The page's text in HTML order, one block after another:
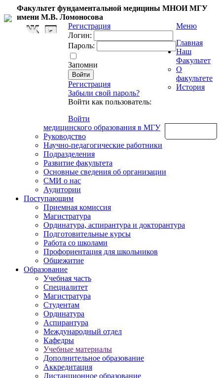
Факультет фундаментальной медицины МНОИ МГУ
имени М.В. Ломоносова
Регистрация
Логин:
Пароль:
Запомни
Регистрация
Забыли свой пароль?
Войти как пользователь:
Войти
Меню
Главная
Наш
Факультет
О
факультете
История
медицинского образования в МГУ
Руководство
Научно-педагогические работники
Подразделения
Развитие факультета
Основные сведения об организации
СМИ о нас
Аудитории
Поступающим
Приемная комиссия
Магистратура
Ординатура, аспирантура и докторантура
Подготовительные курсы
Работа со школами
Профориентация для школьников
Общежитие
Образование
Учебная часть
Специалитет
Магистратура
Студентам
Ординатура
Аспирантура
Международный отдел
Кафедры
Учебные материалы
Дополнительное образование
Аккредитация
Дистанционное образование